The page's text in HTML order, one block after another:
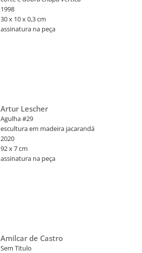
1998
30 x 10 x 0,3 cm
assinatura na peça
Artur Lescher
Agulha #29
escultura em madeira jacarandá
2020
92 x 7 cm
assinatura na peça
Amilcar de Castro
Sem Titulo